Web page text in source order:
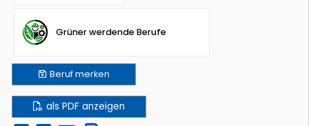
Grüner werdende Berufe
Berufmerken
als PDF anzeigen